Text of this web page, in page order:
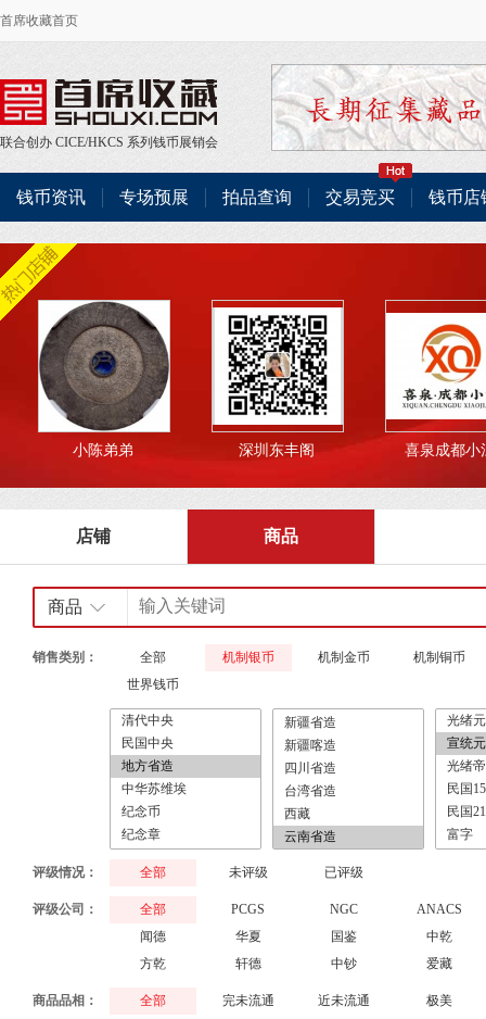
首席收藏首页
联合创办 CICE/HKCS 系列钱币展销会
钱币资讯 专场预展 拍品查询 交易竞买 钱币店
小陈弟弟 深圳东丰阁 喜泉成都小
店铺 商品
商品
销售类别： 全部 机制银币 机制金币
机制铜币
世界钱币
评级情况： 全部 未评级 已评级
评级公司： 全部 PCGS NGC
ANACS
闻德
华夏 国鉴
中乾
方乾
轩德 中钞 爱藏
商品品相： 全部 完未流通 近未流通 极美